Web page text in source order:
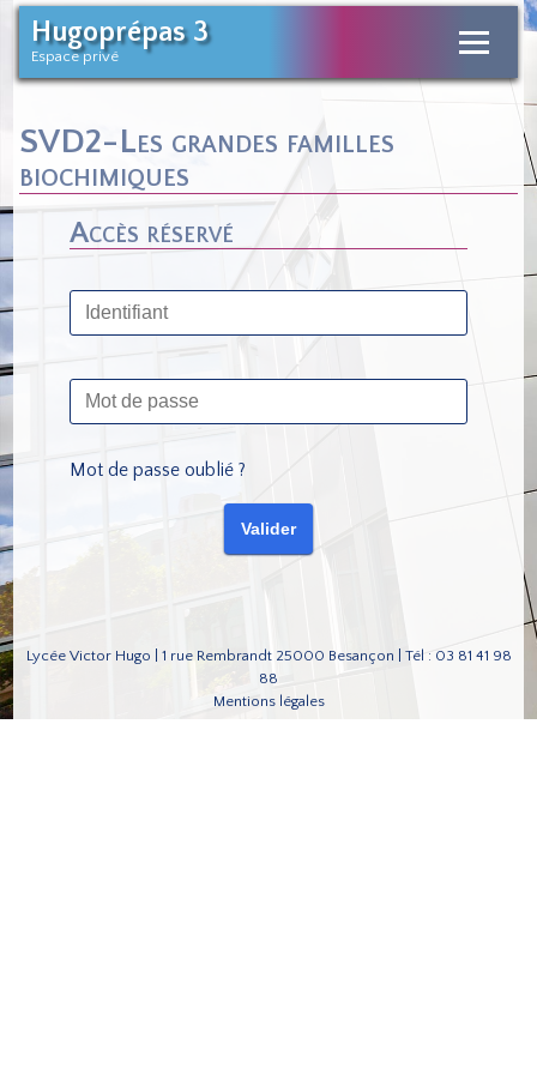
Hugoprépas 3
Espace privé
SVD2-Les grandes familles
biochimiques
Accès réservé
Mot de passe oublié ?
Lycée Victor Hugo | 1 rue Rembrandt 25000 Besançon | Tél : 03 81 41 98
88
Mentions légales